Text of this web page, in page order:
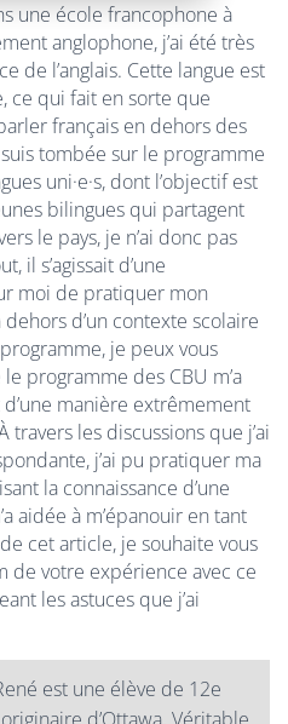
une école francophone à
anglophone, j’ai été très
de l’anglais. Cette langue est
ce qui fait en sorte que
français en dehors des
tombée sur le programme
uni·e·s, dont l’objectif est
bilingues qui partagent
le pays, je n’ai donc pas
il s’agissait d’une
moi de pratiquer mon
d’un contexte scolaire
je peux vous
programme des CBU m’a
manière extrêmement
les discussions que j’ai
j’ai pu pratiquer ma
la connaissance d’une
aidée à m’épanouir en tant
cet article, je souhaite vous
de votre expérience avec ce
les astuces que j’ai
est une élève de 12e